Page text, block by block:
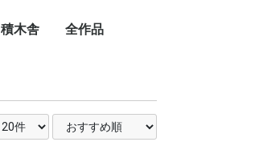
Zero
Zero
積木舎 全作品